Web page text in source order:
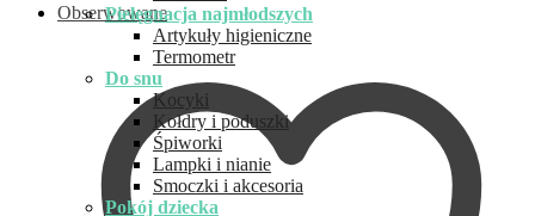
Obserwowane
Pielęgnacja najmłodszych
Artykuły higieniczne
Termometr
Do snu
Kocyki
Kołdry i poduszki
Śpiworki
Lampki i nianie
Smoczki i akcesoria
Pokój dziecka